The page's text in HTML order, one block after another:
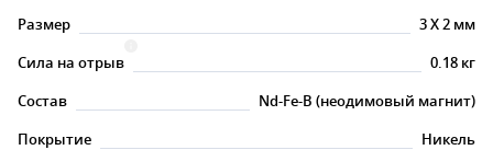
Размер 3X2 мм
Сила на отрыв
0.18 кг
Состав
Nd-Fe-B (неодимовый магнит)
Покрытие
Никель